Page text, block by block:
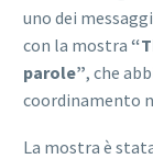
uno dei
con la mostra
parole”, che
coordinamento
La mostra è